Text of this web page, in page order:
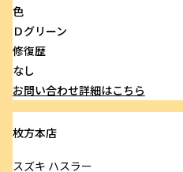
色
Ｄグリーン
修復歴
なし
お問い合わせ詳細はこちら
枚方本店
スズキ ハスラー